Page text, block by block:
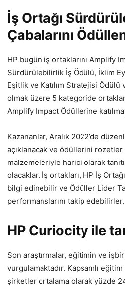
İş Ortağı
Çabalarını
HP bugün iş ortaklarını Amplify
Sürdürülebilirlik İş Ödülü, İklim
Eşitlik ve Katılım Stratejisi Ödülü
olmak üzere 5 kategoride
Amplify Impact Ödüllerine
Kazananlar, Aralık 2022’de
açıklanacak ve ödüllerini
malzemeleriyle harici olarak
olacaklar. İş ortakları, HP İş
bilgi edinebilir ve Ödüller Lider
performanslarını takip edebilirler.
HP Curiocity ile
Son araştırmalar, eğitimin ve
vurgulamaktadır. Kapsamlı
şirketler ortalama olarak yüzde